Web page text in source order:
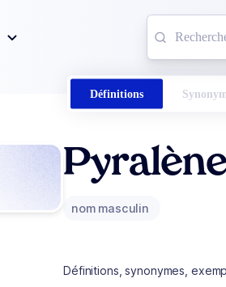
Définitions
nom masculin
Définitions, synonymes,